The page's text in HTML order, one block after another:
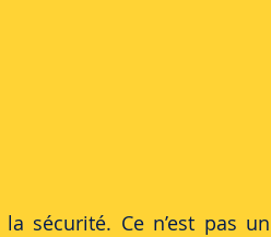
sécurité. Ce n’est pas un